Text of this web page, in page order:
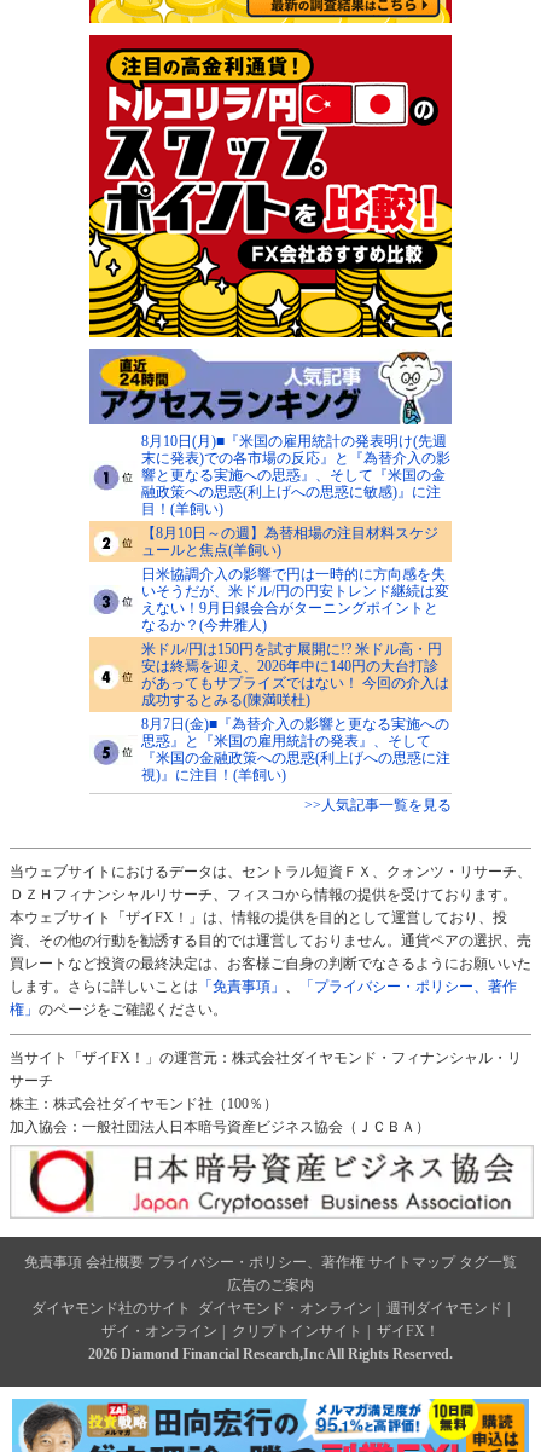
8月10日(月)■『米国の雇用統計の発表明け(先週
末に発表)での各市場の反応』と『為替介入の影
響と更なる実施への思惑』、そして『米国の金
融政策への思惑(利上げへの思惑に敏感)』に注
目！(羊飼い)
【8月10日～の週】為替相場の注目材料スケジ
ュールと焦点(羊飼い)
日米協調介入の影響で円は一時的に方向感を失
いそうだが、米ドル/円の円安トレンド継続は変
えない！9月日銀会合がターニングポイントと
なるか？(今井雅人)
米ドル/円は150円を試す展開に!? 米ドル高・円
安は終焉を迎え、2026年中に140円の大台打診
があってもサプライズではない！ 今回の介入は
成功するとみる(陳満咲杜)
8月7日(金)■『為替介入の影響と更なる実施への
思惑』と『米国の雇用統計の発表』、そして
『米国の金融政策への思惑(利上げへの思惑に注
視)』に注目！(羊飼い)
>>人気記事一覧を見る
当ウェブサイトにおけるデータは、セントラル短資ＦＸ、クォンツ・リサーチ、
ＤＺＨフィナンシャルリサーチ、フィスコから情報の提供を受けております。
本ウェブサイト「ザイFX！」は、情報の提供を目的として運営しており、投
資、その他の行動を勧誘する目的では運営しておりません。通貨ペアの選択、売
買レートなど投資の最終決定は、お客様ご自身の判断でなさるようにお願いいた
します。さらに詳しいことは 「免責事項」
「プライバシー・ポリシー、著作
権」 のページをご確認ください。
当サイト「ザイFX！」の運営元：株式会社ダイヤモンド・フィナンシャル・リ
サーチ
株主：株式会社ダイヤモンド社（100％）
加入協会：一般社団法人日本暗号資産ビジネス協会（ＪＣＢＡ）
免責事項 会社概要 プライバシー・ポリシー、著作権 サイトマップ タグ一覧
広告のご案内
ダイヤモンド社のサイト
ダイヤモンド・オンライン 週刊ダイヤモンド
ザイ・オンライン
クリプトインサイト
ザイFX！
2026 Diamond Financial Research,Inc All Rights Reserved.